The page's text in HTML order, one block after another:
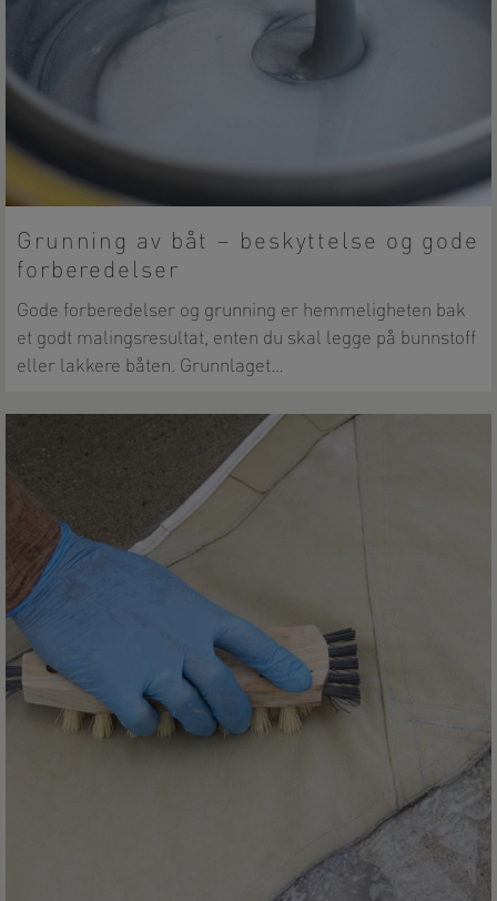
Grunning av båt – beskyttelse og gode
forberedelser
Gode forberedelser og grunning er hemmeligheten bak
et godt malingsresultat, enten du skal legge på bunnstoff
eller lakkere båten. Grunnlaget…